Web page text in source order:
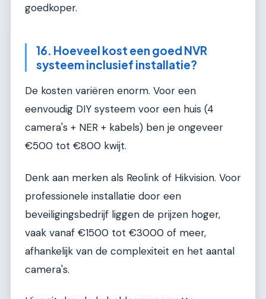
goedkoper.
16. Hoeveel kost een goed NVR
systeem inclusief installatie?
De kosten variëren enorm. Voor een
eenvoudig DIY systeem voor een huis (4
camera's + NER + kabels) ben je ongeveer
€500 tot €800 kwijt.
Denk aan merken als Reolink of Hikvision. Voor
professionele installatie door een
beveiligingsbedrijf liggen de prijzen hoger,
vaak vanaf €1500 tot €3000 of meer,
afhankelijk van de complexiteit en het aantal
camera's.